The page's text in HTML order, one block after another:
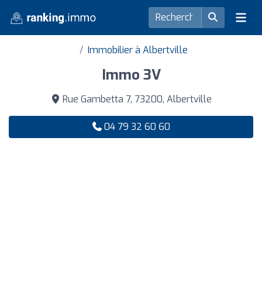
Immobilier à Albertville
Immo 3V
Rue Gambetta 7, 73200, Albertville
04 79 32 60 60